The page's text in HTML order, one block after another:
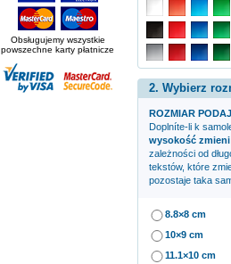
Obsługujemy wszystkie
powszechne karty płatnicze
2. Wybierz
ROZMIAR
Doplníte-li k
wysokość zmieni
zależności od
tekstów, które
pozostaje taka
8.8×8 cm
10×9 cm
11.1×10 cm